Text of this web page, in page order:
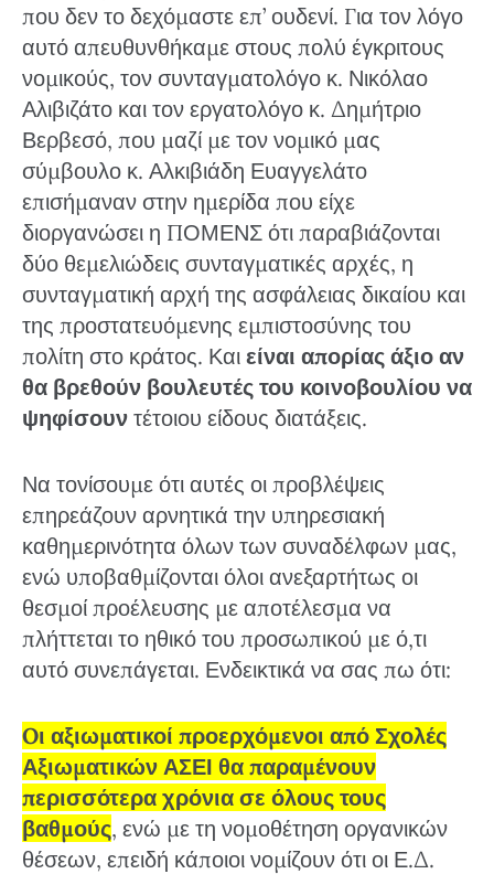
που δεν το δεχόμαστε επ’ ουδενί. Για τον λόγο
αυτό απευθυνθήκαμε στους πολύ έγκριτους
νομικούς, τον συνταγματολόγο κ. Νικόλαο
Αλιβιζάτο και τον εργατολόγο κ. Δημήτριο
Βερβεσό, που μαζί με τον νομικό μας
σύμβουλο κ. Αλκιβιάδη Ευαγγελάτο
επισήμαναν στην ημερίδα που είχε
διοργανώσει η ΠΟΜΕΝΣ ότι παραβιάζονται
δύο θεμελιώδεις συνταγματικές αρχές, η
συνταγματική αρχή της ασφάλειας δικαίου και
της προστατευόμενης εμπιστοσύνης του
πολίτη στο κράτος. Και είναι απορίας άξιο αν
θα βρεθούν βουλευτές του κοινοβουλίου να
ψηφίσουν τέτοιου είδους διατάξεις.
Να τονίσουμε ότι αυτές οι προβλέψεις
επηρεάζουν αρνητικά την υπηρεσιακή
καθημερινότητα όλων των συναδέλφων μας,
ενώ υποβαθμίζονται όλοι ανεξαρτήτως οι
θεσμοί προέλευσης με αποτέλεσμα να
πλήττεται το ηθικό του προσωπικού με ό,τι
αυτό συνεπάγεται. Ενδεικτικά να σας πω ότι:
Oι αξιωματικοί προερχόμενοι από Σχολές
Αξιωματικών ΑΣΕΙ θα παραμένουν
περισσότερα χρόνια σε όλους τους
βαθμούς, ενώ με τη νομοθέτηση οργανικών
θέσεων, επειδή κάποιοι νομίζουν ότι οι Ε.Δ.